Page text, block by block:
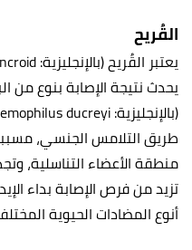
القُريح
يعتبر القُريح (بالإنجليزية:
يحدث نتيجة الإصابة بنوع
طريق التلامس الجنسي،
منطقة الأعضاء التناسلية،
تزيد من فرص الإصابة بداء
أنوع المضادات الحيوية